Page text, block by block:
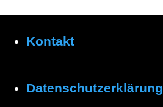
Kontakt
Datenschutzerklärung